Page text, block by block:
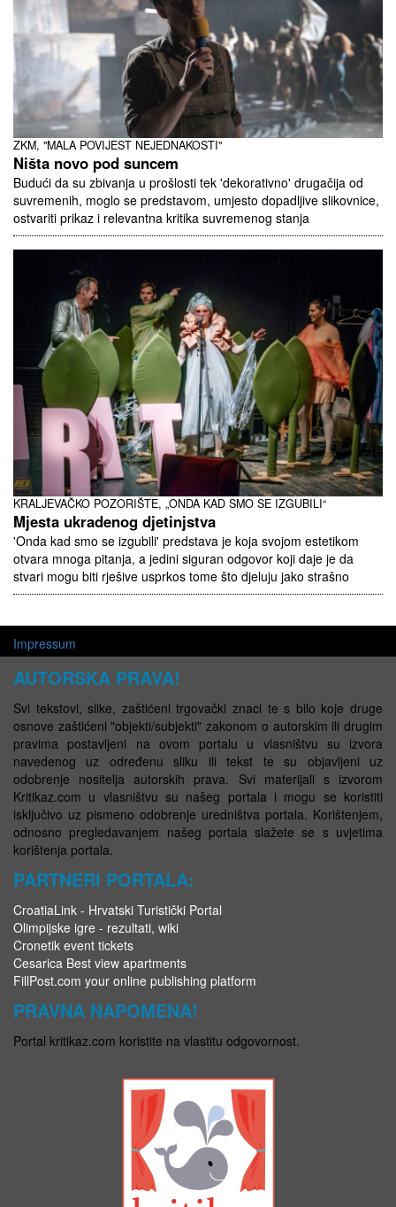
ZKM, "MALA POVIJEST NEJEDNAKOSTI"
Ništa novo pod suncem
Budući da su zbivanja u prošlosti tek 'dekorativno' drugačija od
suvremenih, moglo se predstavom, umjesto dopadljive slikovnice,
ostvariti prikaz i relevantna kritika suvremenog stanja
KRALJEVAČKO POZORIŠTE, „ONDA KAD SMO SE IZGUBILI“
Mjesta ukradenog djetinjstva
'Onda kad smo se izgubili' predstava je koja svojom estetikom
otvara mnoga pitanja, a jedini siguran odgovor koji daje je da
stvari mogu biti rješive usprkos tome što djeluju jako strašno
Impressum
AUTORSKA PRAVA!
Svi tekstovi, slike, zaštićeni trgovački znaci te s bilo koje druge
osnove zaštićeni "objekti/subjekti" zakonom o autorskim ili drugim
pravima postavljeni na ovom portalu u vlasništvu su izvora
navedenog uz određenu sliku ili tekst te su objavljeni uz
odobrenje nositelja autorskih prava. Svi materijali s izvorom
Kritikaz.com u vlasništvu su našeg portala i mogu se koristiti
isključivo uz pismeno odobrenje uredništva portala. Korištenjem,
odnosno pregledavanjem našeg portala slažete se s uvjetima
korištenja portala.
PARTNERI PORTALA:
CroatiaLink - Hrvatski Turistički Portal
Olimpijske igre - rezultati, wiki
Cronetik event tickets
Cesarica Best view apartments
FillPost.com your online publishing platform
PRAVNA NAPOMENA!
Portal kritikaz.com koristite na vlastitu odgovornost.